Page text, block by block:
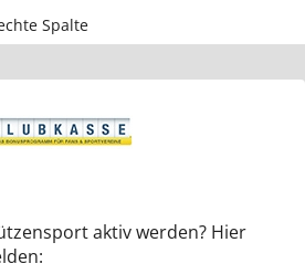
Spalte
aktiv werden? Hier